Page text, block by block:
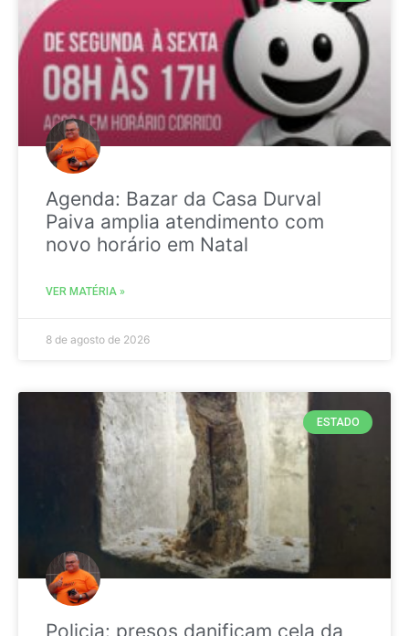
Agenda: Bazar da Casa Durval
Paiva amplia atendimento com
novo horário em Natal
VER MATÉRIA »
8 de agosto de 2026
ESTADO
Policia: presos danificam cela da